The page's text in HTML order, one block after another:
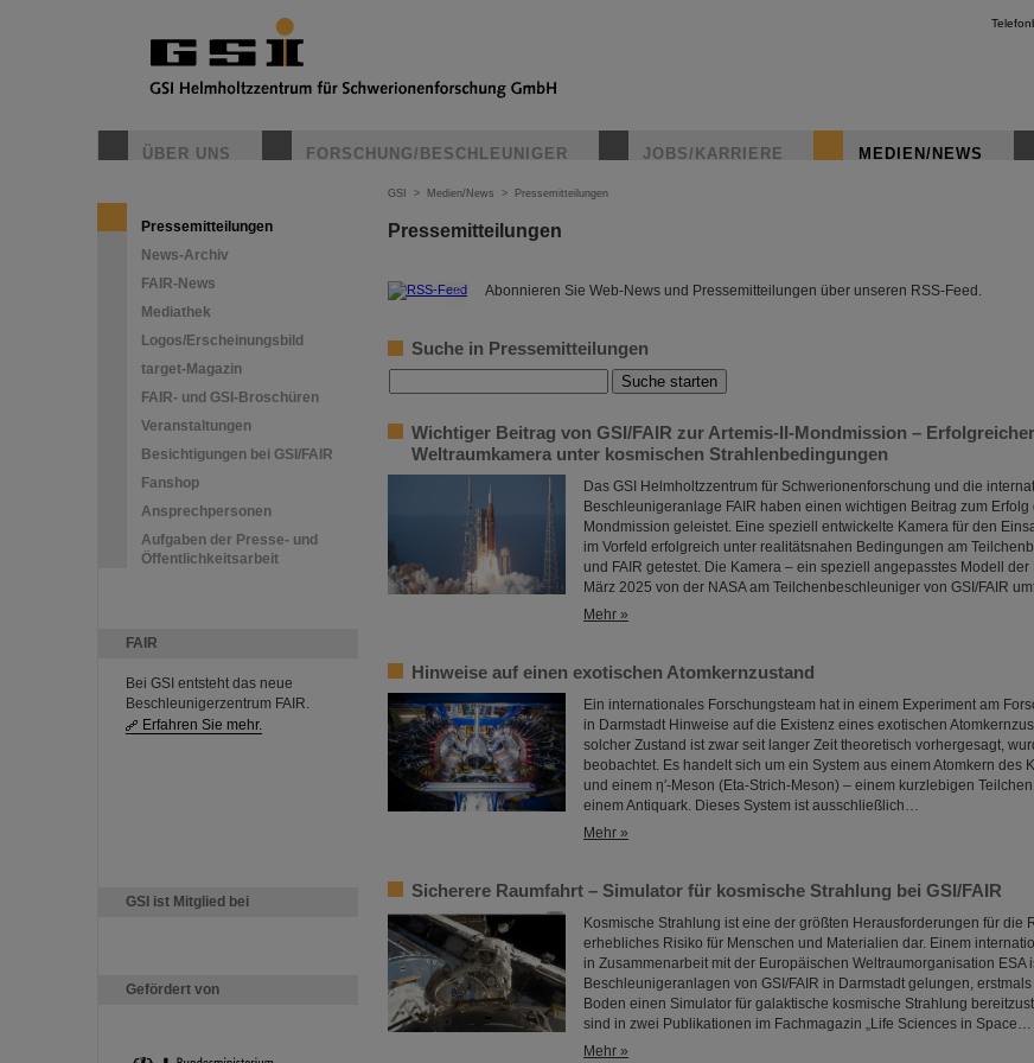
ÜBER UNS FORSCHUNG/BESCHLEUNIGER JOBS/KARRIERE MEDIEN/NEWS
Pressemitteilungen
News-Archiv
FAIR-News
Mediathek
Logos/Erscheinungsbild
target-Magazin
FAIR- und GSI-Broschüren
Veranstaltungen
Besichtigungen bei GSI/FAIR
Fanshop
Ansprechpersonen
Aufgaben der Presse- und
Öffentlichkeitsarbeit
FAIR
Bei GSI entsteht das neue
Beschleunigerzentrum FAIR.
Erfahren Sie mehr.
GSI ist Mitglied bei
Gefördert von
GSI > Medien/News > Pressemitteilungen
Pressemitteilungen
© Abonnieren Sie Web-News und Pressemitteilungen über unseren RSS-Feed.
Suche in Pressemitteilungen
Wichtiger Beitrag von GSI/FAIR zur Artemis-II-Mondmission –
Weltraumkamera unter kosmischen Strahlenbedingungen
Das GSI Helmholtzzentrum für Schwerionenforschung und die
Beschleunigeranlage FAIR haben einen wichtigen Beitrag zum Erfolg
Mondmission geleistet. Eine speziell entwickelte Kamera für den
im Vorfeld erfolgreich unter realitätsnahen Bedingungen am
und FAIR getestet. Die Kamera – ein speziell angepasstes Modell
März 2025 von der NASA am Teilchenbeschleuniger von GSI/FAIR
Mehr »
Hinweise auf einen exotischen Atomkernzustand
Ein internationales Forschungsteam hat in einem Experiment am
in Darmstadt Hinweise auf die Existenz eines exotischen
solcher Zustand ist zwar seit langer Zeit theoretisch vorhergesagt,
beobachtet. Es handelt sich um ein System aus einem Atomkern des
und einem η′‑Meson (Eta-Strich-Meson) – einem kurzlebigen
einem Antiquark. Dieses System ist ausschließlich…
Mehr »
Sicherere Raumfahrt – Simulator für kosmische Strahlung bei GSI/FAIR
Kosmische Strahlung ist eine der größten Herausforderungen für die
erhebliches Risiko für Menschen und Materialien dar. Einem
in Zusammenarbeit mit der Europäischen Weltraumorganisation ESA
Beschleunigeranlagen von GSI/FAIR in Darmstadt gelungen,
Boden einen Simulator für galaktische kosmische Strahlung
sind in zwei Publikationen im Fachmagazin „Life Sciences in Space…
Mehr »